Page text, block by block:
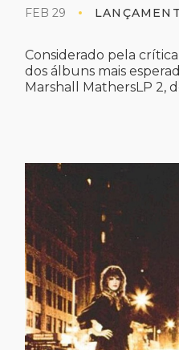
FEB 29
Considerado pela
dos álbuns mais
Marshall MathersLP 2,